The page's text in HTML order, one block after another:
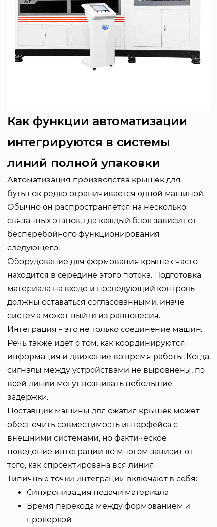
Как функции автоматизации
интегрируются в системы
линий полной упаковки
Автоматизация производства крышек для
бутылок редко ограничивается одной машиной.
Обычно он распространяется на несколько
связанных этапов, где каждый блок зависит от
бесперебойного функционирования
следующего.
Оборудование для формования крышек часто
находится в середине этого потока. Подготовка
материала на входе и последующий контроль
должны оставаться согласованными, иначе
система может выйти из равновесия.
Интеграция – это не только соединение машин.
Речь также идет о том, как координируются
информация и движение во время работы. Когда
сигналы между устройствами не выровнены, по
всей линии могут возникать небольшие
задержки.
Поставщик машины для сжатия крышек может
обеспечить совместимость интерфейса с
внешними системами, но фактическое
поведение интеграции во многом зависит от
того, как спроектирована вся линия.
Типичные точки интеграции включают в себя:
Синхронизация подачи материала
Время перехода между формованием и
проверкой